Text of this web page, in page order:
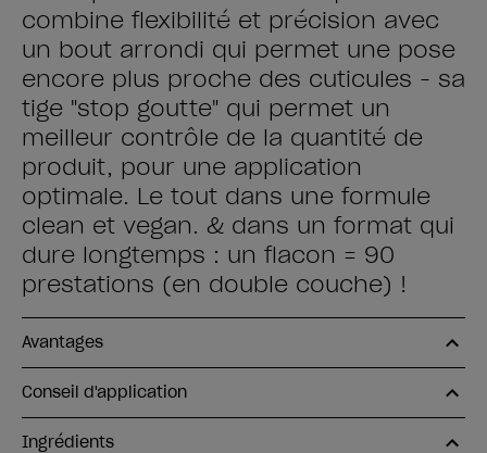
combine flexibilité et précision avec
un bout arrondi qui permet une pose
encore plus proche des cuticules - sa
tige "stop goutte" qui permet un
meilleur contrôle de la quantité de
produit, pour une application
optimale. Le tout dans une formule
clean et vegan. & dans un format qui
dure longtemps : un flacon = 90
prestations (en double couche) !
Avantages
Conseil d'application
Ingrédients